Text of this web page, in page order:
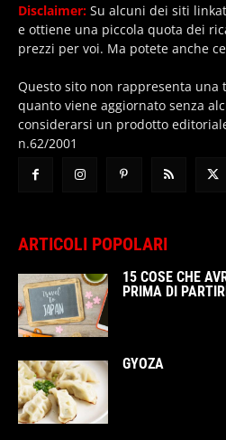
Disclaimer: Su alcuni dei siti
e ottiene una piccola quota dei
prezzi per voi. Ma potete anche
Questo sito non rappresenta una
quanto viene aggiornato senza
considerarsi un prodotto
n.62/2001
ARTICOLI POPOLARI
15 COSE CHE
PRIMA DI
GYOZA